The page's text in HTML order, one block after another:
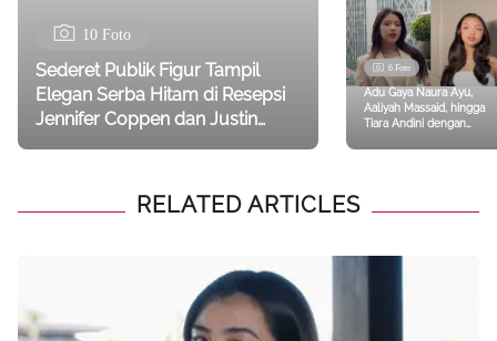
10 Foto
Sederet Publik Figur Tampil
Elegan Serba Hitam di Resepsi
Jennifer Coppen dan Justin
6 Foto
Adu Gaya Naura Ayu,
Aaliyah Massaid, hingga
Tiara Andini dengan
RELATED ARTICLES